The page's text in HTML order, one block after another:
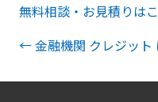
無料相談・お見積りは
← 金融機関 クレジット